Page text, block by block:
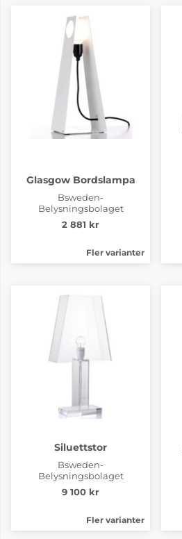
Glasgow Bordslampa
Bsweden-
Belysningsbolaget
2 881 kr
Fler varianter
Siluettstor
Bsweden-
Belysningsbolaget
9 100 kr
Fler varianter